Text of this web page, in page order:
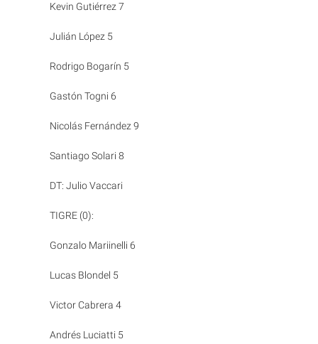
Kevin Gutiérrez 7
Julián López 5
Rodrigo Bogarín 5
Gastón Togni 6
Nicolás Fernández 9
Santiago Solari 8
DT: Julio Vaccari
TIGRE (0):
Gonzalo Mariinelli 6
Lucas Blondel 5
Victor Cabrera 4
Andrés Luciatti 5